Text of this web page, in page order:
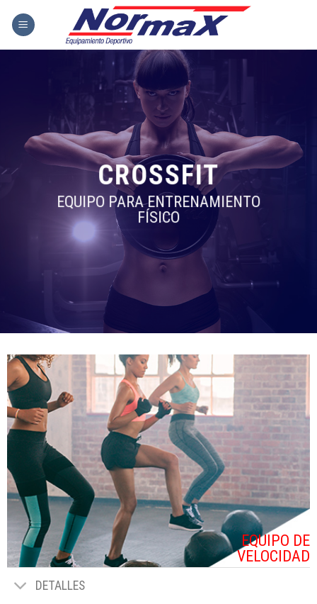
CROSSFIT
EQUIPO PARA ENTRENAMIENTO
FÍSICO
EQUIPO DE
VELOCIDAD
DETALLES